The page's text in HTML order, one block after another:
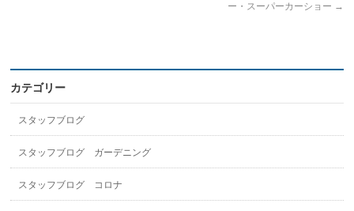
ー・スーパーカーショー →
カテゴリー
スタッフブログ
スタッフブログ ガーデニング
スタッフブログ コロナ